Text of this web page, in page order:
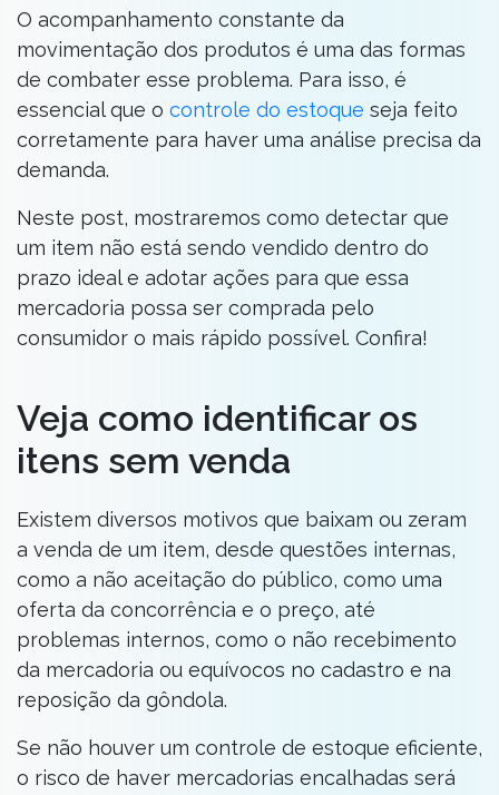
O acompanhamento constante da
movimentação dos produtos é uma das formas
de combater esse problema. Para isso, é
essencial que o controle do estoque seja feito
corretamente para haver uma análise precisa da
demanda.
Neste post, mostraremos como detectar que
um item não está sendo vendido dentro do
prazo ideal e adotar ações para que essa
mercadoria possa ser comprada pelo
consumidor o mais rápido possível. Confira!
Veja como identificar os
itens sem venda
Existem diversos motivos que baixam ou zeram
a venda de um item, desde questões internas,
como a não aceitação do público, como uma
oferta da concorrência e o preço, até
problemas internos, como o não recebimento
da mercadoria ou equívocos no cadastro e na
reposição da gôndola.
Se não houver um controle de estoque eficiente,
o risco de haver mercadorias encalhadas será